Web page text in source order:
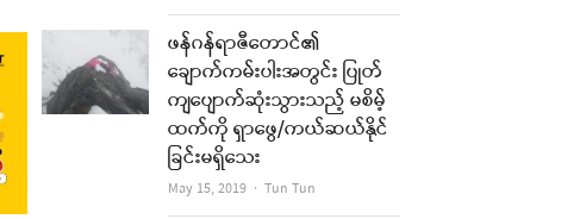
ဖန်ဂန်ရာဇီတောင်၏
ချောက်ကမ်းပါးအတွင်း ပြုတ်
ကျပျောက်ဆုံးသွားသည့် မစိမ့်
ထက်ကို ရှာဖွေ/ကယ်ဆယ်နိုင်
ခြင်းမရှိသေး
May 15, 2019 Author
Tun Tun